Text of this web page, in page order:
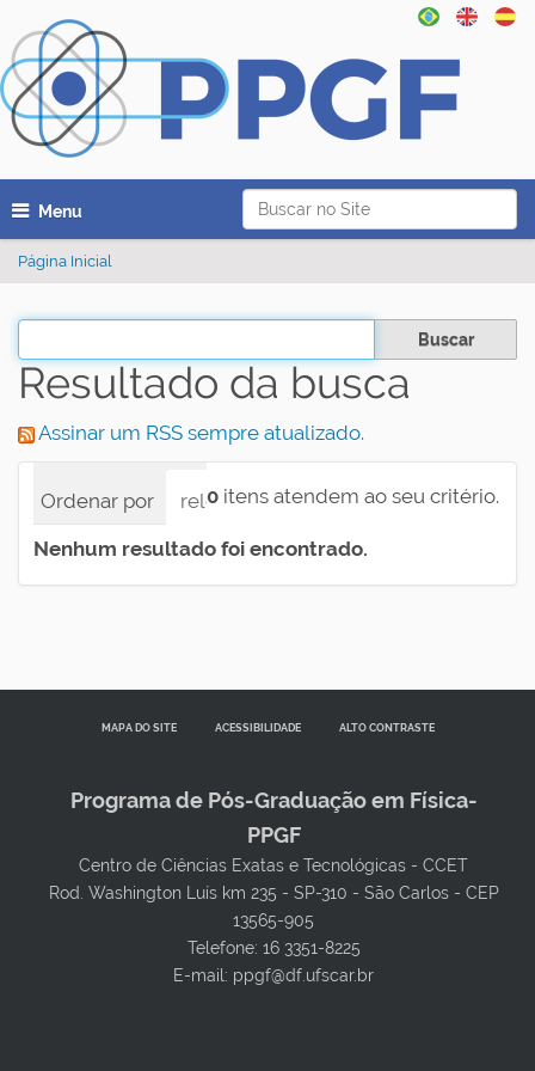
Busca
Busca Avançada…
Toggle navigation
Página Inicial
Filtrar os resultados
Resultado da busca
Assinar um RSS sempre atualizado.
0 itens atendem ao seu critério.
Ordenar por relevância
data (mais recente
Nenhum resultado foi encontrado.
MAPA DO SITE ACESSIBILIDADE ALTO CONTRASTE
Programa de Pós-Graduação em Física-
PPGF
Centro de Ciências Exatas e Tecnológicas - CCET
Rod. Washington Luís km 235 - SP-310 - São Carlos - CEP
13565-905
Telefone: 16 3351-8225
E-mail: ppgf@df.ufscar.br